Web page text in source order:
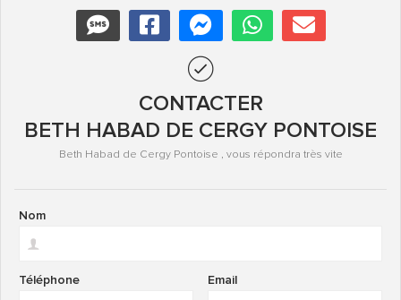
CONTACTER
BETH HABAD DE CERGY PONTOISE
Beth Habad de Cergy Pontoise , vous répondra très vite
Nom
Email
Téléphone